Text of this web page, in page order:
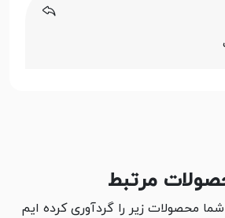
مرتبط
محصولات زیر را گردآوری کرده ایم